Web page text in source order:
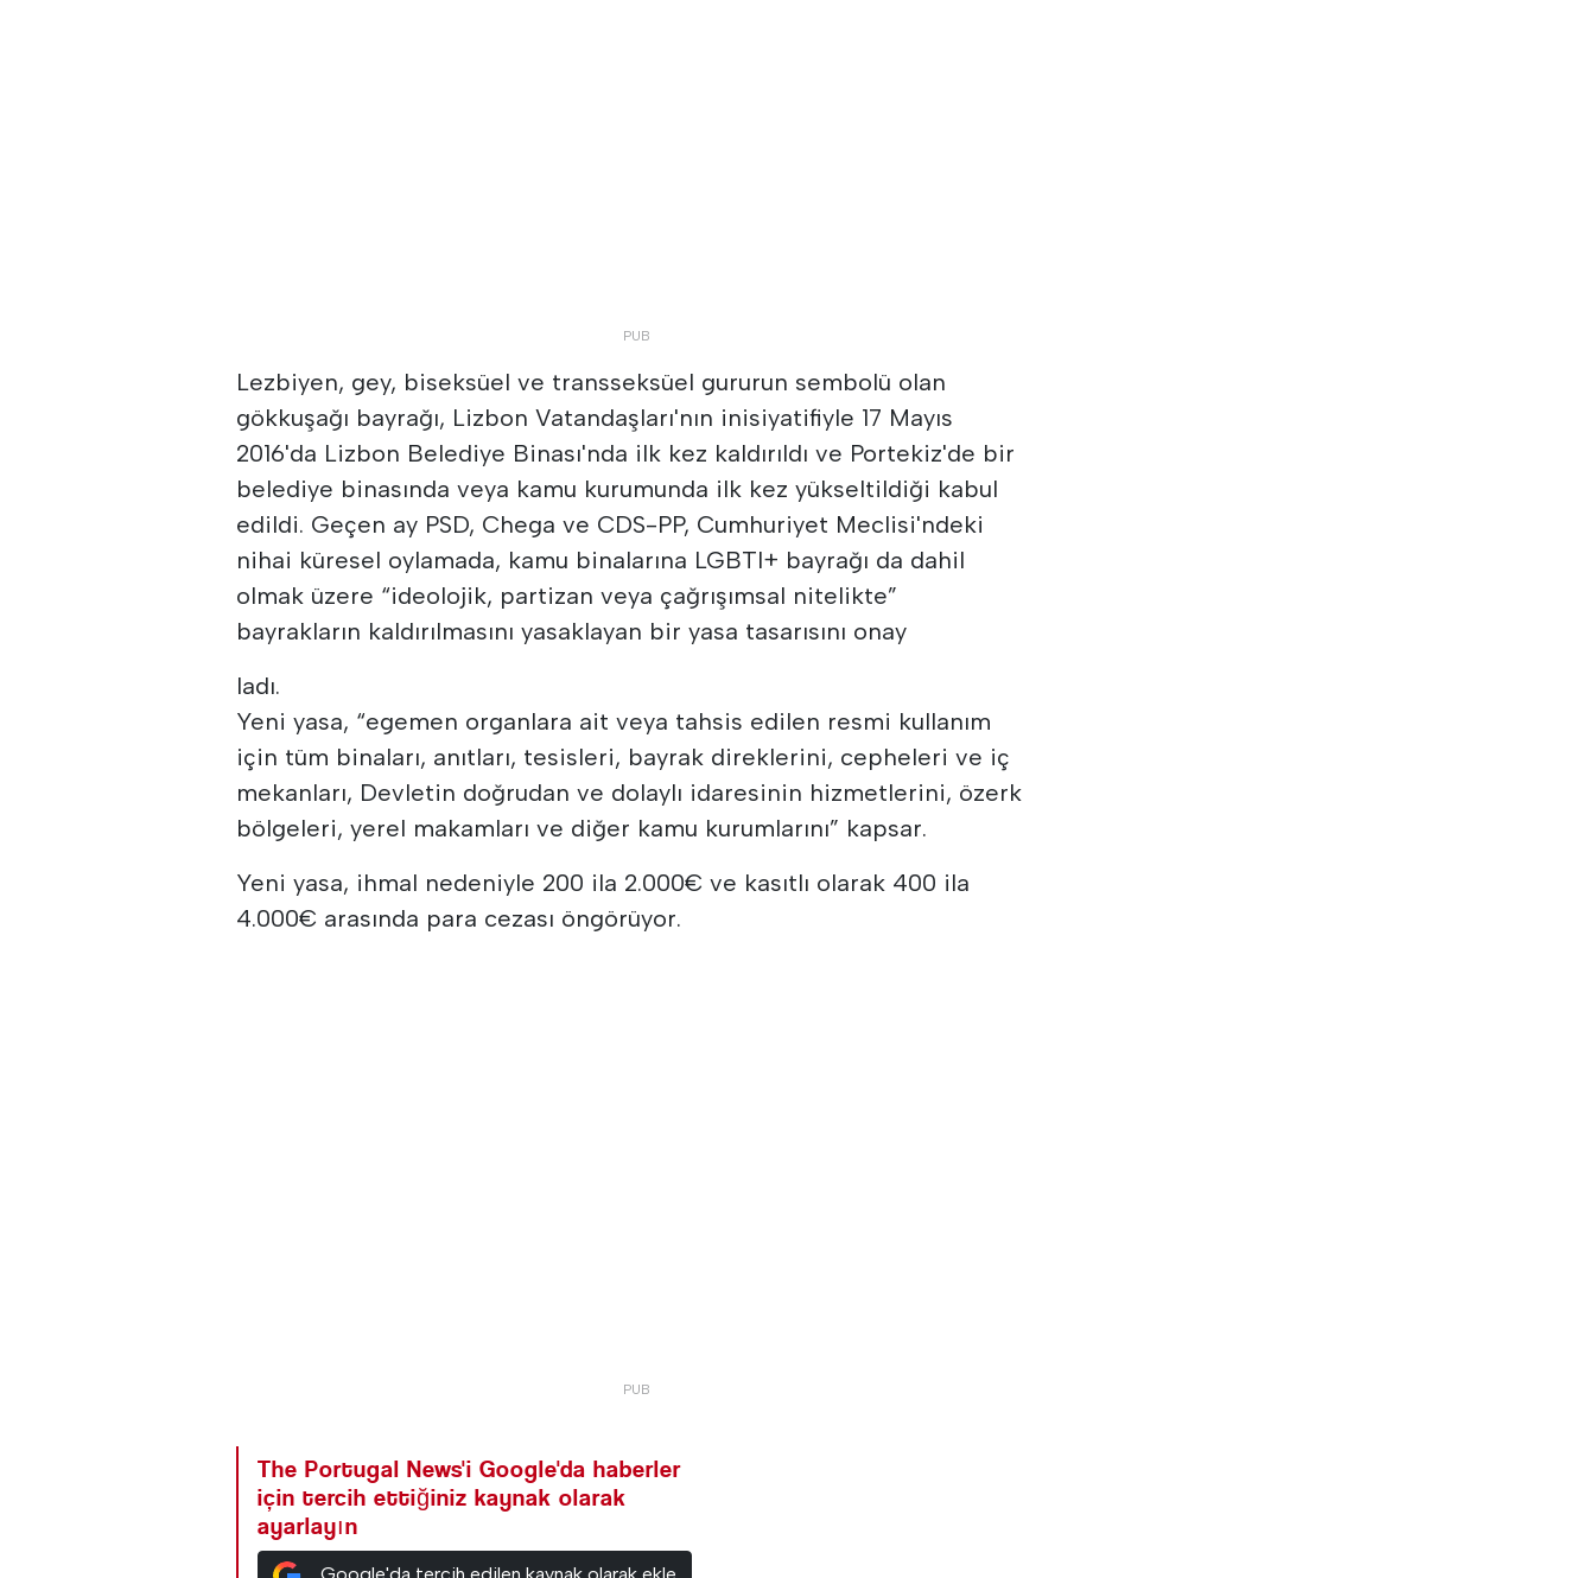
Lezbiyen, gey, biseksüel ve transseksüel gururun sembolü olan
gökkuşağı bayrağı, Lizbon Vatandaşları'nın inisiyatifiyle 17 Mayıs
2016'da Lizbon Belediye Binası'nda ilk kez kaldırıldı ve Portekiz'de bir
belediye binasında veya kamu kurumunda ilk kez yükseltildiği kabul
edildi. Geçen ay PSD, Chega ve CDS-PP, Cumhuriyet Meclisi'ndeki
nihai küresel oylamada, kamu binalarına LGBTI+ bayrağı da dahil
olmak üzere “ideolojik, partizan veya çağrışımsal nitelikte”
bayrakların kaldırılmasını yasaklayan bir yasa tasarısını onay
ladı.
Yeni yasa, “egemen organlara ait veya tahsis edilen resmi kullanım
için tüm binaları, anıtları, tesisleri, bayrak direklerini, cepheleri ve iç
mekanları, Devletin doğrudan ve dolaylı idaresinin hizmetlerini, özerk
bölgeleri, yerel makamları ve diğer kamu kurumlarını” kapsar.
Yeni yasa, ihmal nedeniyle 200 ila 2.000€ ve kasıtlı olarak 400 ila
4.000€ arasında para cezası öngörüyor.
The Portugal News'i Google'da haberler
için tercih ettiğiniz kaynak olarak
ayarlayın